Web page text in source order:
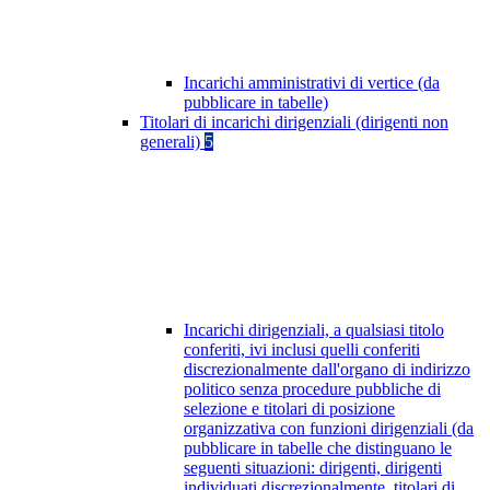
Incarichi amministrativi di vertice (da
pubblicare in tabelle)
Titolari di incarichi dirigenziali (dirigenti non
generali) 5
Incarichi dirigenziali, a qualsiasi titolo
conferiti, ivi inclusi quelli conferiti
discrezionalmente dall'organo di indirizzo
politico senza procedure pubbliche di
selezione e titolari di posizione
organizzativa con funzioni dirigenziali (da
pubblicare in tabelle che distinguano le
seguenti situazioni: dirigenti, dirigenti